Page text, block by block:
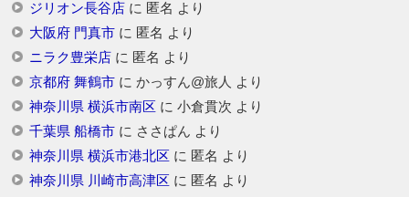
ジリオン長谷店に 匿名 より
大阪府 門真市に 匿名 より
ニラク豊栄店に 匿名 より
京都府 舞鶴市に かっすん@旅人 より
神奈川県 横浜市南区 に 小倉貫次 より
千葉県 船橋市に ささぱん より
神奈川県 横浜市港北区 に 匿名 より
神奈川県 川崎市高津区 に 匿名 より